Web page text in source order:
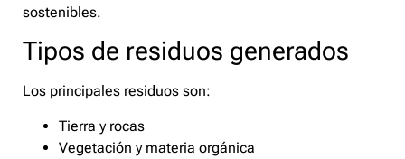
sostenibles.
Tipos de residuos generados
Los principales residuos son:
Tierra y rocas
Vegetación y materia orgánica